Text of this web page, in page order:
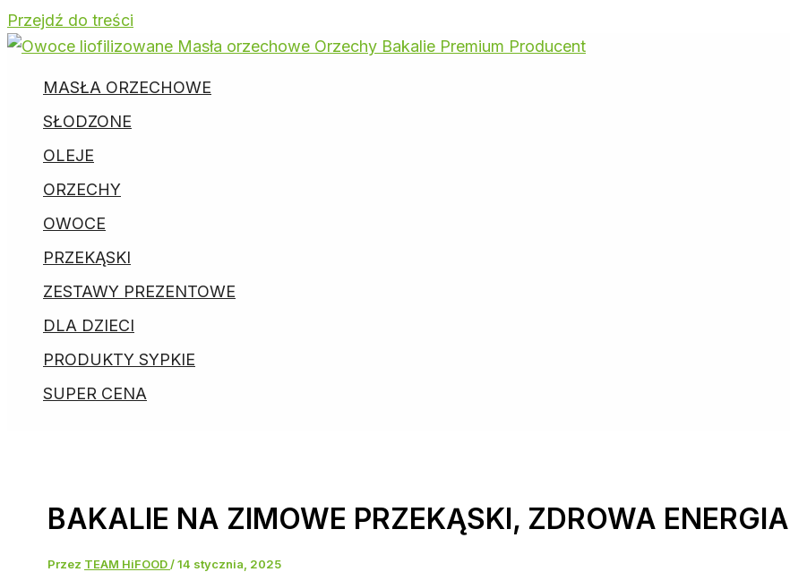
Przejdź do treści
MASŁA ORZECHOWE
SŁODZONE
OLEJE
ORZECHY
OWOCE
PRZEKĄSKI
ZESTAWY PREZENTOWE
DLA DZIECI
PRODUKTY SYPKIE
SUPER CENA
BAKALIE NA ZIMOWE PRZEKĄSKI, ZDROWA
Przez TEAM HiFOOD /14 stycznia, 2025